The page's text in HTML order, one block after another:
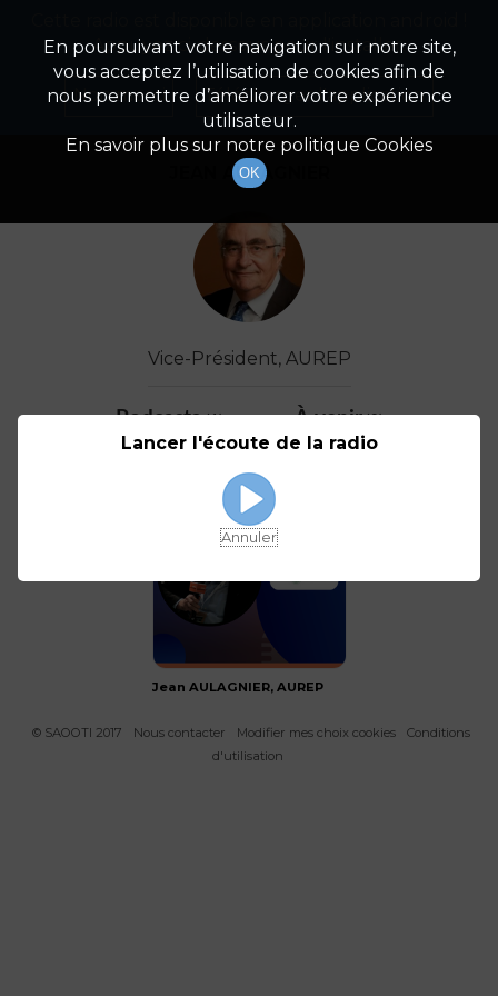
Détail De L'invité(e)
JEAN AULAGNIER
Vice-Président, AUREP
Podcasts À venir
Jean AULAGNIER, AUREP
© SAOOTI 2017 Nous contacter Modifier mes choix cookies
Conditions
d'utilisation
En poursuivant votre navigation sur notre site,
vous acceptez l’utilisation de cookies afin de
nous permettre d’améliorer votre expérience
utilisateur.
En savoir plus sur notre politique Cookies
OK
Appuyez ci-dessous pour l'installer.
Non merci Télécharger l'application
Lancer l'écoute de la radio
Annuler